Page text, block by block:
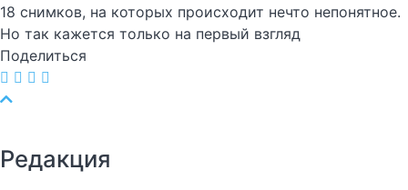
18 снимков, на которых происходит нечто непонятное.
Но так кажется только на первый взгляд
Поделиться
Редакция